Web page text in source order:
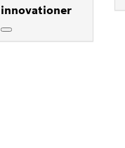
innovationer